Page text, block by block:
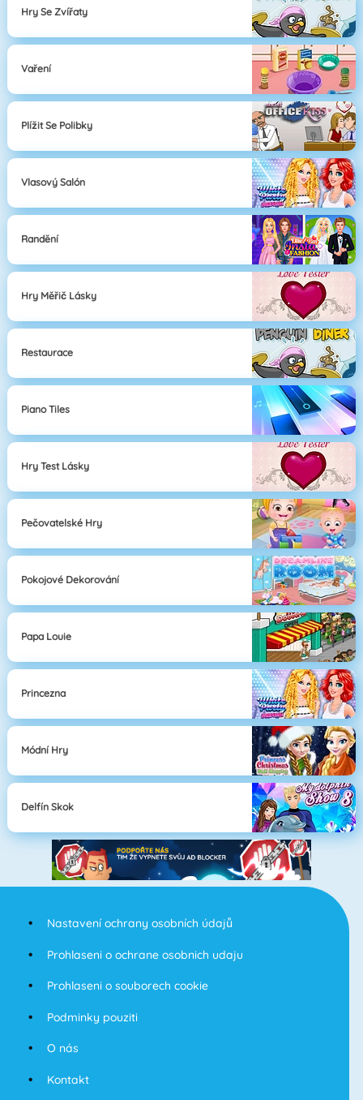
Hry Se Zvířaty
Vaření
Plížit Se Polibky
Vlasový Salón
Randění
Hry Měřič Lásky
Restaurace
Piano Tiles
Hry Test Lásky
Pečovatelské Hry
Pokojové Dekorování
Papa Louie
Princezna
Módní Hry
Delfín Skok
Nastavení ochrany osobních údajů
Prohlaseni o ochrane osobnich udaju
Prohlaseni o souborech cookie
Podminky pouziti
O nás
Kontakt